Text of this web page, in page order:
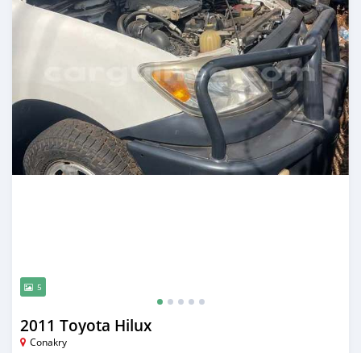
5
2011 Toyota Hilux
Conakry